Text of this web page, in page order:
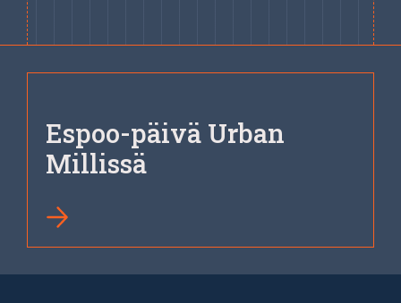
Espoo-päivä Urban
Millissä